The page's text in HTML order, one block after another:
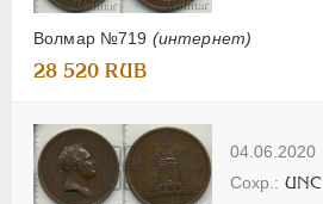
Волмар №719 (интернет)
28 520 RUB
04.06.2020
UNC